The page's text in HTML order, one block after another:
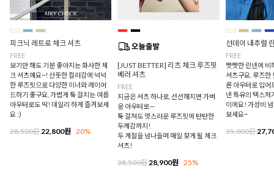
피크닉 레트로 체크 셔츠
FREE
보기만 해도 기분 좋아지는 화사한 체
크 셔츠예요~! 산뜻한 컬러감에 넉넉
한 루즈핏으로 다양한 이너와 레이어
드하기 좋구요, 가볍게 툭 걸치는 여름
아우터로도 딱! 데일리 하게 즐겨보세
요 :)
28,500원 22,800원 20%
[JUST BETTER] 리츠 체크 루즈핏
베러 셔츠
FREE
지금은 셔츠 하나로, 선선해지면 가벼
운 아우터로—
툭 걸쳐도 멋스러운 루즈핏에 탄탄한
두께감까지!
두 계절을 넘나들며 매일 찾게 될 체크
셔츠!
38,500원28,900원 25%
선데이 내추럴
FREE
빳빳한 린넨에 비
셔츠구요, 루즈한
론 아우터로 입어
넨 특유의 텍스처
이에요! 가성비
보세요~
35,000원